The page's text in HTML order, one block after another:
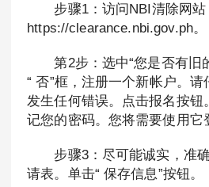
步骤1：访问NBI清除网站
https://clearance.nbi.gov.ph。
第2步：选中“您是否有旧
“ 否”框，注册一个新帐户。
发生任何错误。点击报名按钮
记您的密码。您将需要使用它
步骤3：尽可能诚实，准确
请表。单击“ 保存信息”按钮。